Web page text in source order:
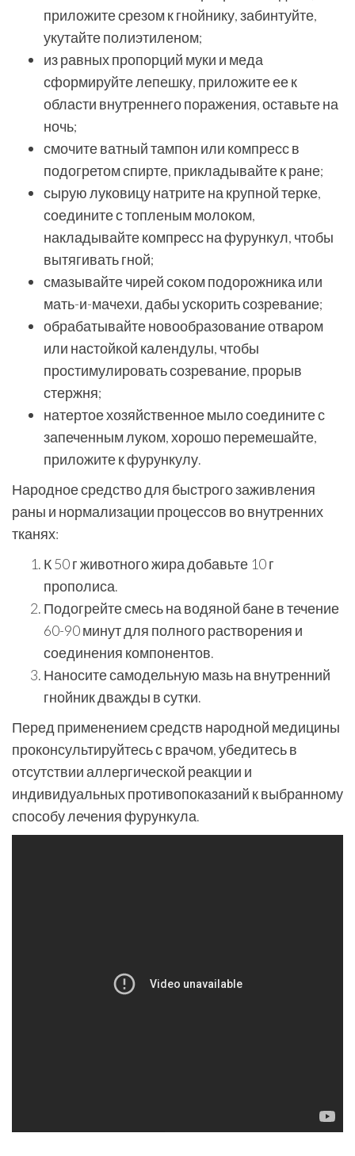
приложите срезом к гнойнику, забинтуйте,
укутайте полиэтиленом;
из равных пропорций муки и меда
сформируйте лепешку, приложите ее к
области внутреннего поражения, оставьте на
ночь;
смочите ватный тампон или компресс в
подогретом спирте, прикладывайте к ране;
сырую луковицу натрите на крупной терке,
соедините с топленым молоком,
накладывайте компресс на фурункул, чтобы
вытягивать гной;
смазывайте чирей соком подорожника или
мать-и-мачехи, дабы ускорить созревание;
обрабатывайте новообразование отваром
или настойкой календулы, чтобы
простимулировать созревание, прорыв
стержня;
натертое хозяйственное мыло соедините с
запеченным луком, хорошо перемешайте,
приложите к фурункулу.
Народное средство для быстрого заживления
раны и нормализации процессов во внутренних
тканях:
К 50 г животного жира добавьте 10 г
прополиса.
Подогрейте смесь на водяной бане в течение
60-90 минут для полного растворения и
соединения компонентов.
Наносите самодельную мазь на внутренний
гнойник дважды в сутки.
Перед применением средств народной медицины
проконсультируйтесь с врачом, убедитесь в
отсутствии аллергической реакции и
индивидуальных противопоказаний к выбранному
способу лечения фурункула.